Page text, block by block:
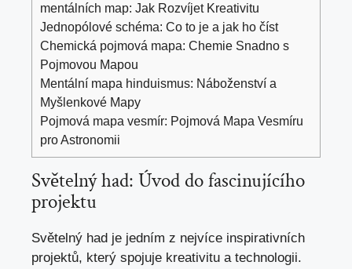
mentálních map: Jak Rozvíjet Kreativitu
Jednopólové schéma: Co to je a jak ho číst
Chemická pojmová mapa: Chemie Snadno s
Pojmovou Mapou
Mentální mapa hinduismus: Náboženství a
Myšlenkové Mapy
Pojmová mapa vesmír: Pojmová Mapa Vesmíru
pro Astronomii
Světelný had: Úvod do fascinujícího
projektu
Světelný had je jedním z nejvíce inspirativních
projektů, který spojuje kreativitu a technologii.